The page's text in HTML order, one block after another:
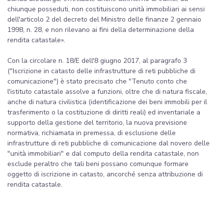
chiunque posseduti, non costituiscono unità immobiliari ai sensi
dell'articolo 2 del decreto del Ministro delle finanze 2 gennaio
1998, n. 28, e non rilevano ai fini della determinazione della
rendita catastale».
Con la circolare n. 18/E dell'8 giugno 2017, al paragrafo 3
("Iscrizione in catasto delle infrastrutture di reti pubbliche di
comunicazione") è stato precisato che "Tenuto conto che
l'istituto catastale assolve a funzioni, oltre che di natura fiscale,
anche di natura civilistica (identificazione dei beni immobili per il
trasferimento o la costituzione di diritti reali) ed inventariale a
supporto della gestione del territorio, la nuova previsione
normativa, richiamata in premessa, di esclusione delle
infrastrutture di reti pubbliche di comunicazione dal novero delle
"unità immobiliari" e dal computo della rendita catastale, non
esclude peraltro che tali beni possano comunque formare
oggetto di iscrizione in catasto, ancorché senza attribuzione di
rendita catastale.